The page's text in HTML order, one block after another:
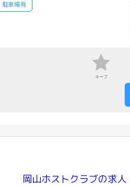
駐車場有
キープ
岡山ホストクラブの求人